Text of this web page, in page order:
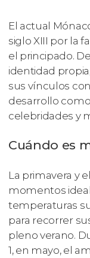
El actual
siglo XIII por la
el principado.
identidad
sus vínculos
desarrollo
celebridades y
Cuándo es
La primavera y
momentos
temperaturas
para recorrer
pleno verano.
1, en mayo, el